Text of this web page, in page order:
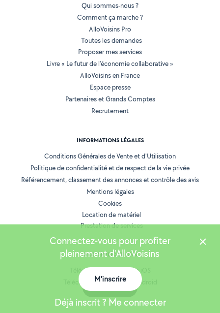
Qui sommes-nous ?
Comment ça marche ?
AlloVoisins Pro
Toutes les demandes
Proposer mes services
Livre « Le futur de l'économie collaborative »
AlloVoisins en France
Espace presse
Partenaires et Grands Comptes
Recrutement
INFORMATIONS LÉGALES
Conditions Générales de Vente et d'Utilisation
Politique de confidentialité et de respect de la vie privée
Référencement, classement des annonces et contrôle des avis
Mentions légales
Cookies
Location de matériel
Prestation de services
NOS APPLICATIONS
Télécharger l’application iOS
Télécharger l’application Android
Connectez-vous pour profiter
pleinement d'AlloVoisins
M'inscrire
Déjà inscrit ? Me connecter